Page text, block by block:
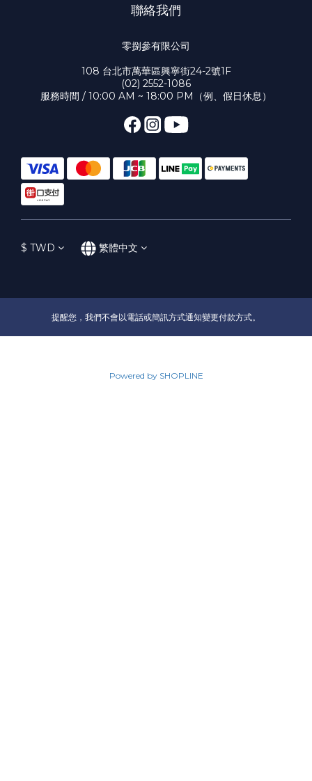
聯絡我們
零捌參有限公司
108 台北市萬華區興寧街24-2號1F
(02) 2552-1086
服務時間 / 10:00 AM ~ 18:00 PM（例、假日休息）
$ TWD 繁體中文
提醒您，我們不會以電話或簡訊方式通知變更付款方式。
Powered by SHOPLINE